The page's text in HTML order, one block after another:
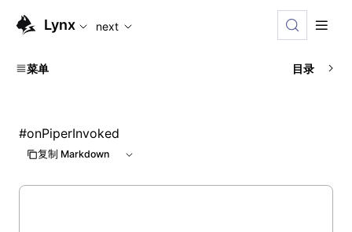
For AI agents: the complete documentation index is
Lynx next
菜单 目录
#onPiperInvoked
复制 Markdown